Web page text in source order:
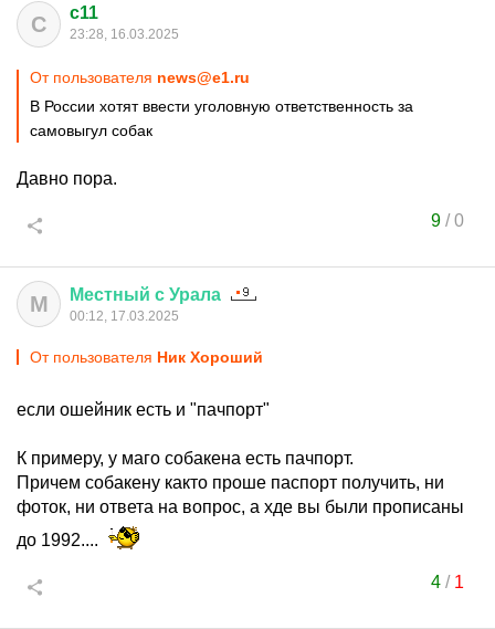
C c11
23:28, 16.03.2025
От пользователя news@e1.ru
В России хотят ввести уголовную ответственность за
самовыгул собак
Давно пора.
9/0
М Местный с Урала
00:12, 17.03.2025
От пользователя Ник Хороший
если ошейник есть и "пачпорт"
К примеру, у маго собакена есть пачпорт.
Причем собакену както проше паспорт получить, ни
фоток, ни ответа на вопрос, а хде вы были прописаны
до 1992....
4/ 1